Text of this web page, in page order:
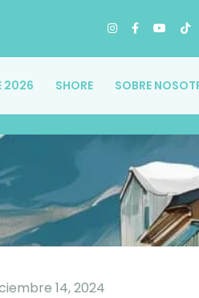
2026 SHORE SOBRE
14, 2024